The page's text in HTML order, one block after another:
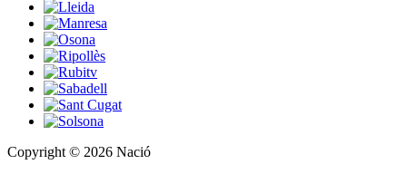
Copyright © 2026 Nació